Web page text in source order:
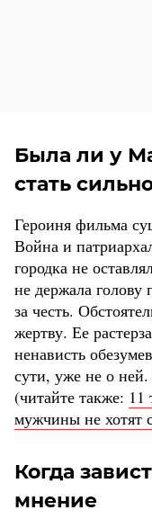
Была ли у
стать
Героиня фильма
Война и
городка не
не держала
за честь.
жертву. Ее
ненависть
сути, уже не о ней.
(читайте также: 11
мужчины не хотят
Когда
мнение